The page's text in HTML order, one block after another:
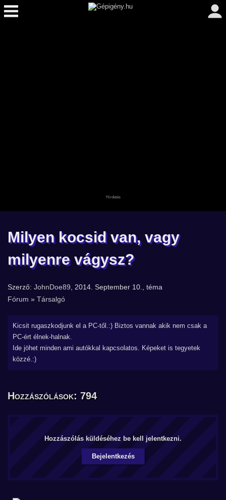
Milyen kocsid van, vagy
milyenre vágysz?
Szerző: JohnDoe89 , 2014. September 10., téma
Fórum » Társalgó
Kicsit rugaszkodjunk el a PC-től.:) Biztos vannak akik nem csak a
PC-ért élnek-halnak.
Ide jöhet minden ami autókkal kapcsolatos. Képeket is tegyetek
közzé.:)
Hozzászólások: 794
Hozzászólás küldéséhez be kell jelentkezni.
Bejelentkezés